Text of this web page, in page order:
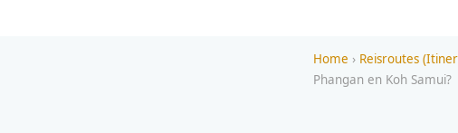
Home › Reisroutes
Phangan en Koh Samui?